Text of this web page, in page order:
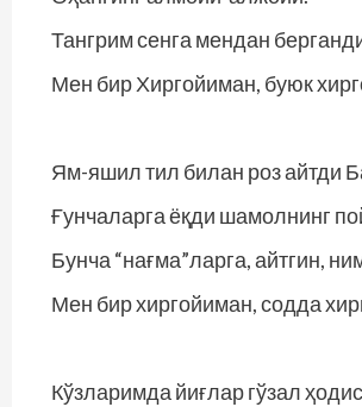
Тангрим сенга мендан
Мен бир Хиргойиман, буюк
Ям-яшил тил билан роз айтди
Ғунчаларга ёқди шамолнинг
Бунча “нағма”ларга, айтгин,
Мен бир хиргойиман, содда
Кўзларимда йиғлар гўзал